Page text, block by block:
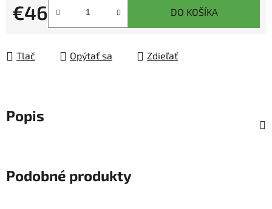
€46
Jednotková cena:
DO KOŠÍKA
Tlač Opýtať sa Zdieľať
Popis
Podobné produkty